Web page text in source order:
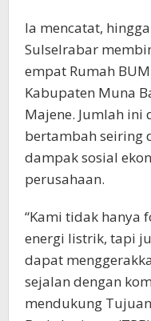
Ia mencatat,
Sulselrabar
empat Rumah
Kabupaten Muna
Majene. Jumlah ini
bertambah seiring
dampak sosial
perusahaan.
“Kami tidak hanya
energi listrik, tapi
dapat
sejalan dengan
mendukung